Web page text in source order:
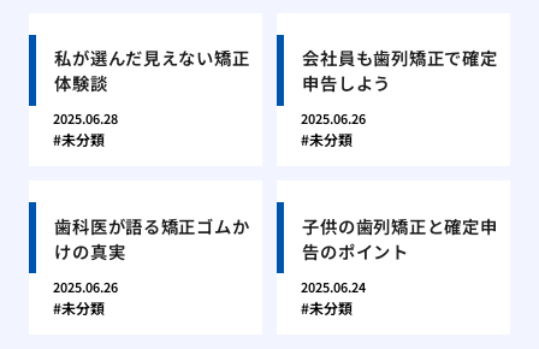
私が選んだ見えない矯正
体験談
2025.06.28
未分類
会社員も歯列矯正で確定
申告しよう
2025.06.26
未分類
歯科医が語る矯正ゴムか
けの真実
2025.06.26
未分類
子供の歯列矯正と確定申
告のポイント
2025.06.24
未分類